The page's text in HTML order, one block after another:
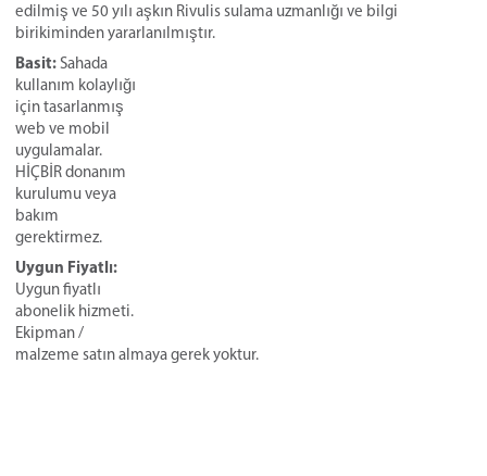
edilmiş ve 50 yılı aşkın Rivulis sulama uzmanlığı ve bilgi
birikiminden yararlanılmıştır.
Basit:Sahada
kullanım kolaylığı
için tasarlanmış
web ve mobil
uygulamalar.
HİÇBİR donanım
kurulumu veya
bakım
gerektirmez.
Uygun Fiyatlı:
Uygun fiyatlı
abonelik hizmeti.
Ekipman /
malzeme satın almaya gerek yoktur.